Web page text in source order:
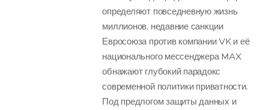
определяют повседневную жизнь
миллионов, недавние санкции
Евросоюза против компании VK и её
национального мессенджера MAX
обнажают глубокий парадокс
современной политики приватности.
Под предлогом защиты данных и